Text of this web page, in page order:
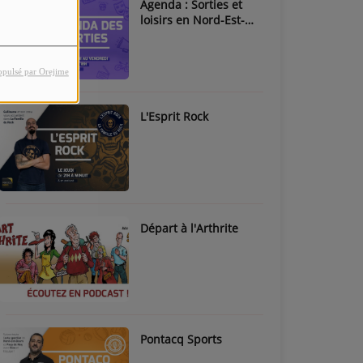
par Orejime
Agenda : Sorties et
loisirs en Nord-Est-
L'Esprit Rock
Départ à l'Arthrite
Pontacq Sports